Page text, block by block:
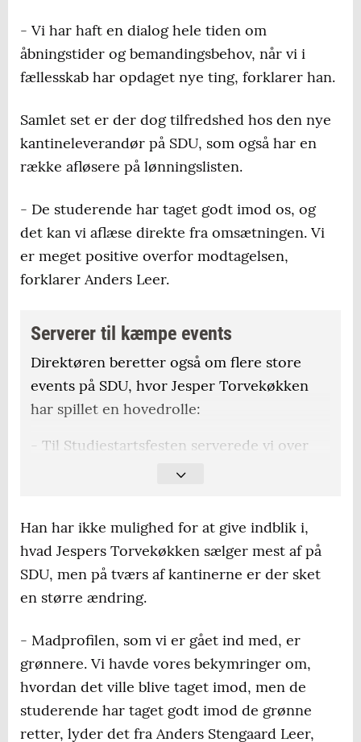
- Vi har haft en dialog hele tiden om
åbningstider og bemandingsbehov, når vi i
fællesskab har opdaget nye ting, forklarer han.
Samlet set er der dog tilfredshed hos den nye
kantineleverandør på SDU, som også har en
række afløsere på lønningslisten.
- De studerende har taget godt imod os, og
det kan vi aflæse direkte fra omsætningen. Vi
er meget positive overfor modtagelsen,
forklarer Anders Leer.
Serverer til kæmpe events
Direktøren beretter også om flere store
events på SDU, hvor Jesper Torvekøkken
har spillet en hovedrolle:
- Til Studiestartsfesten serverede vi over
2000 kuverter mad hen over weekenden.
at være med og fik en masse erfaringer med
at lave et festival-setup på
parkeringspladsen derude, siger Anders
Stengaard Leer, der fremhæver et andet
højdepunkt.
I slutningen af oktober afholder Syddansk
Universitet den traditionelle Årsfest, og her
er det planen, at Jespers Torvekøkken skal
Han har ikke mulighed for at give indblik i,
hvad Jespers Torvekøkken sælger mest af på
SDU, men på tværs af kantinerne er der sket
en større ændring.
- Madprofilen, som vi er gået ind med, er
grønnere. Vi havde vores bekymringer om,
hvordan det ville blive taget imod, men de
studerende har taget godt imod de grønne
retter, lyder det fra Anders Stengaard Leer,